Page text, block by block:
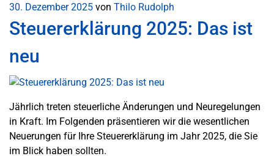
30. Dezember 2025 von Thilo Rudolph
Steuererklärung 2025: Das ist
neu
Jährlich treten steuerliche Änderungen und Neuregelungen
in Kraft. Im Folgenden präsentieren wir die wesentlichen
Neuerungen für Ihre Steuererklärung im Jahr 2025, die Sie
im Blick haben sollten.